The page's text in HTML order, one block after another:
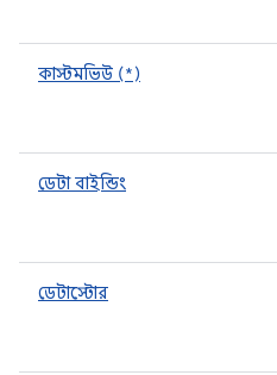
কাস্টমভিউ (*)
ডেটা বাইন্ডিং
ডেটাস্টোর